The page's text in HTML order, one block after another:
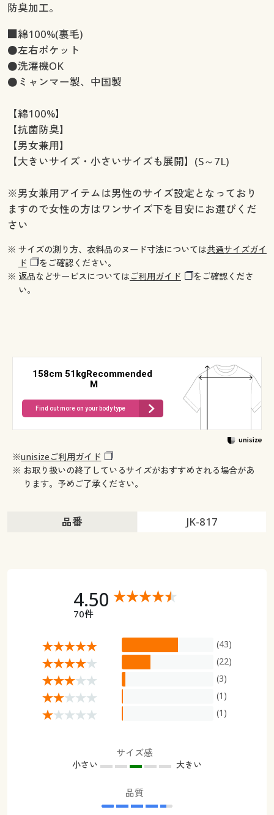
防臭加工。
■綿100%(裏毛)
●左右ポケット
●洗濯機OK
●ミャンマー製、中国製
【綿100%】
【抗菌防臭】
【男女兼用】
【大きいサイズ・小さいサイズも展開】(S～7L)
※男女兼用アイテムは男性のサイズ設定となっており
ますので女性の方はワンサイズ下を目安にお選びくだ
さい
※ サイズの測り方、衣料品のヌード寸法については共通サイズガイ
ド
をご確認ください。
※ 返品などサービスについてはご利用ガイド
をご確認くださ
い。
158cm 51kgRecommended
M
Find out more on your body type
※unisizeご利用ガイド
※ お取り扱いの終了しているサイズがおすすめされる場合があ
ります。予めご了承ください。
品番 JK-817
4.50
70件
(43)
(22)
(3)
(1)
(1)
サイズ感
小さい 大きい
品質